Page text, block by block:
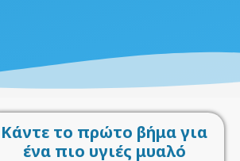
Κάντε το πρώτο βήμα για
ένα πιο υγιές μυαλό